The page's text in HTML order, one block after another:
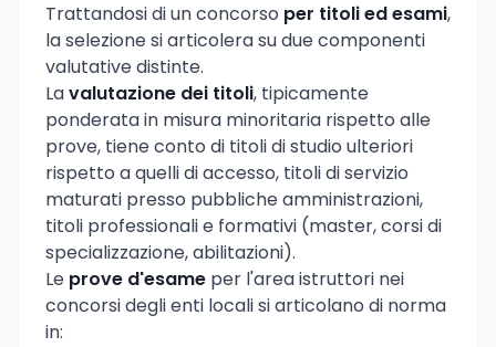
Trattandosi di un concorso per titoli ed esami,
la selezione si articolera su due componenti
valutative distinte.
Lavalutazione dei titoli, tipicamente
ponderata in misura minoritaria rispetto alle
prove, tiene conto di titoli di studio ulteriori
rispetto a quelli di accesso, titoli di servizio
maturati presso pubbliche amministrazioni,
titoli professionali e formativi (master, corsi di
specializzazione, abilitazioni).
Le prove d'esame per l'area istruttori nei
concorsi degli enti locali si articolano di norma
in: